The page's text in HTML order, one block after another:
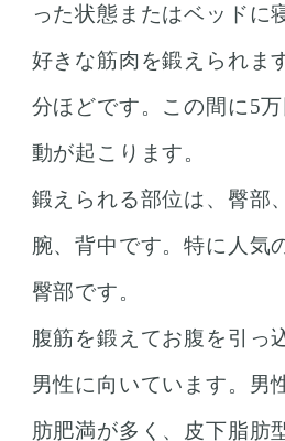
った状態またはベッドに
好きな筋肉を鍛えられま
分ほどです。この間に5
動が起こります。
鍛えられる部位は、臀部
腕、背中です。特に人気
臀部です。
腹筋を鍛えてお腹を引っ
男性に向いています。男
肪肥満が多く、皮下脂肪